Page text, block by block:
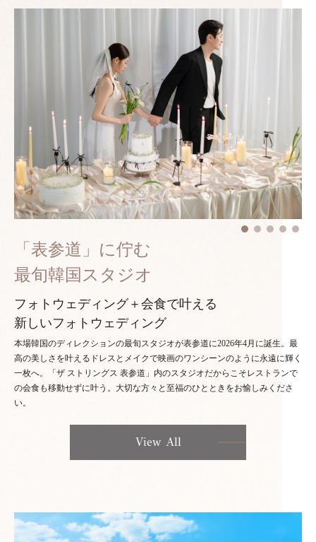
「表参道」に佇む
最旬韓国スタジオ
フォトウェディング＋会食で叶える
新しいフォトウェディング
本場韓国のディレクションの最旬スタジオが表参道に2026年4月に誕生。最
高の美しさを叶えるドレスとメイクで映画のワンシーンのように永遠に輝く
一枚へ。「ザ ストリングス 表参道」内のスタジオだからこそレストランで
の会食も移動せずに叶う。大切な方々と至福のひとときをお愉しみくださ
い。
View All